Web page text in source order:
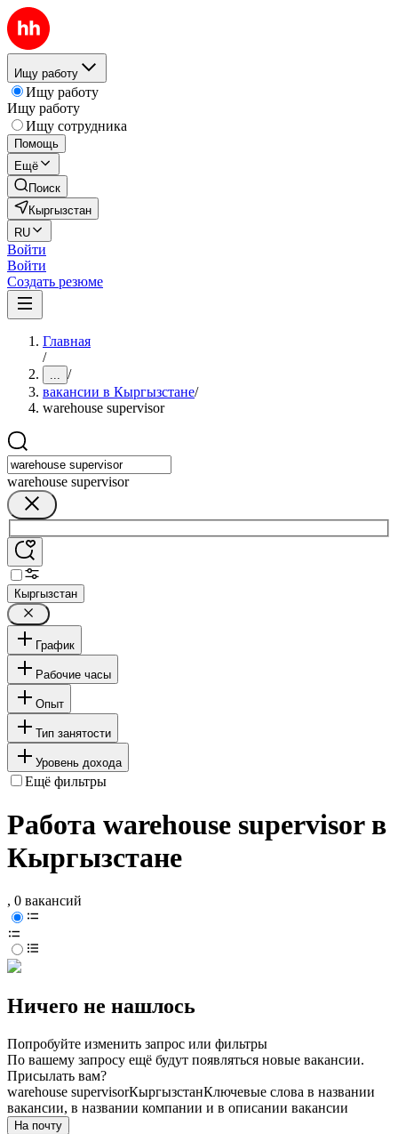
Ищу работу
Ищу работу
Ищу работу
Ищу сотрудника
Помощь
Ещё
Поиск
Кыргызстан
RU
Войти
Войти
Создать резюме
Главная
/
... /
вакансии в Кыргызстане/
warehouse supervisor
warehouse supervisor
Кыргызстан
График
Рабочие часы
Опыт
Тип занятости
Уровень дохода
Ещё фильтры
Работа warehouse supervisor в
Кыргызстане
, 0 вакансий
Ничего не нашлось
Попробуйте изменить запрос или фильтры
По вашему запросу ещё будут появляться новые вакансии.
Присылать вам?
warehouse supervisorКыргызстанКлючевые слова в названии
вакансии, в названии компании и в описании вакансии
На почту